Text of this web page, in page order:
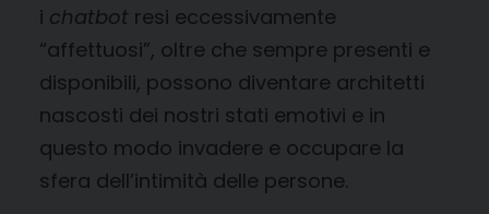
i chatbot resi eccessivamente
“affettuosi”, oltre che sempre presenti e
disponibili, possono diventare architetti
nascosti dei nostri stati emotivi e in
questo modo invadere e occupare la
sfera dell’intimità delle persone.